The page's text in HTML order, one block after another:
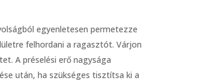
egyenletesen permetezze
felhordani a ragasztót. Várjon
A préselési erő nagysága
után, ha szükséges tisztítsa ki a